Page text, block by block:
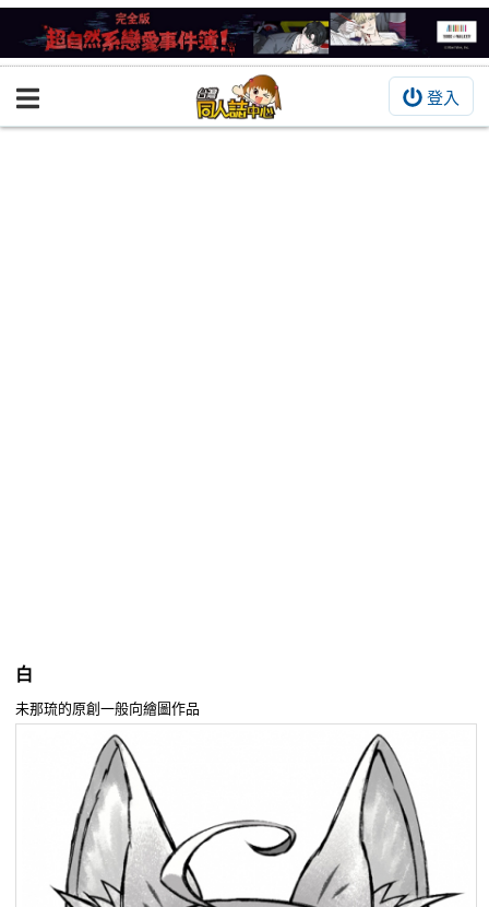
登入
BOOKY書集倉庫
攤位轉讓區
會員功能選單
會員中心
註冊會員
登入
白
未那琉的原創一般向繪圖作品